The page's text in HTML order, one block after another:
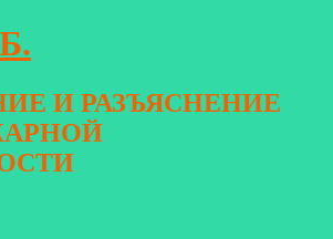
И РАЗЪЯСНЕНИЕ